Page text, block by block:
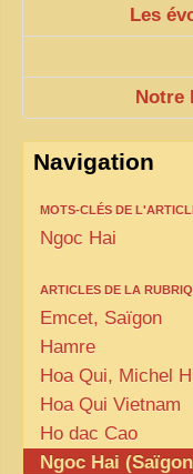
INSOLITES
ENQUÊTES
2025 LAOS 1950 CPSM
2026 PERI, VIÊT-CONG
VIETNAM
ZOOM PHOTO
DÊ THAM
Les
Notre
Navigation
MOTS-CLÉS DE
Ngoc Hai
ARTICLES DE LA
Emcet, Saïgon
Hamre
Hoa Qui, Michel
Hoa Qui Vietnam
Ho dac Cao
Ngoc Hai